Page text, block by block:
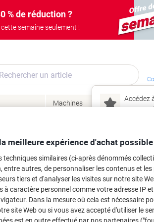
% de réduction ?
semaine seulement !
Accédez
–
Machines
Encres
d'encre, toners ou
meilleure expérience d'achat possible
techniques similaires (ci-après dénommés
entre autres, de personnaliser les contenus et les
tiers et d'analyser les visites sur notre site
à caractère personnel comme votre adresse IP et
Dans la mesure où cela est nécessaire
site Web ou si vous avez accepté d'utiliser le